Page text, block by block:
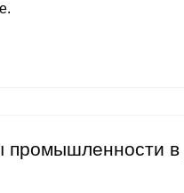
промышленности в